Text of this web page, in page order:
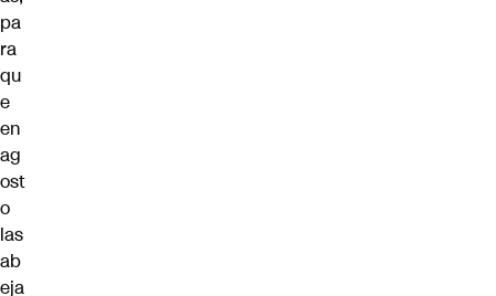
pa
ra
qu
e
en
ag
ost
o
las
ab
eja